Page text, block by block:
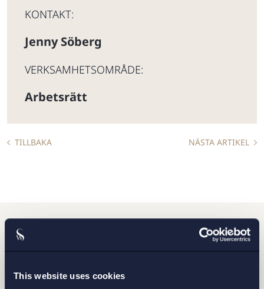
This website uses cookies
KONTAKT:
Jenny Söberg
VERKSAMHETSOMRÅDE:
Arbetsrätt
TILLBAKA NÄSTA ARTIKEL
Vill du komma i kontakt
med oss?